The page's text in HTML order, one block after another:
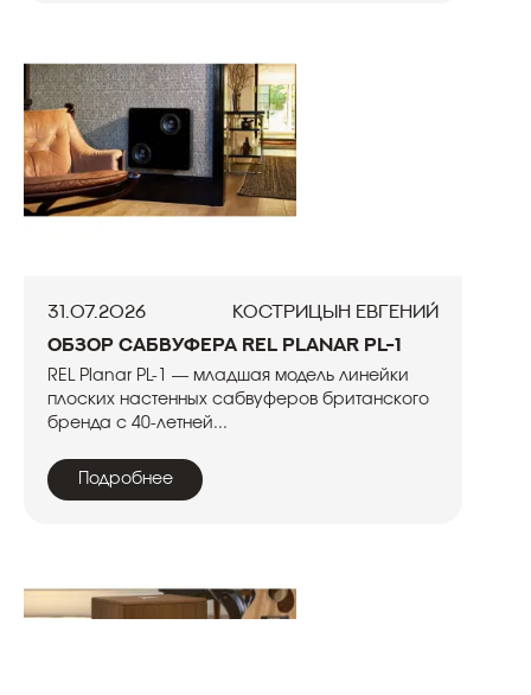
31.07.2026
Кострицын Евгений
Обзор сабвуфера REL Planar PL-1
REL Planar PL-1 — младшая модель линейки
плоских настенных сабвуферов британского
бренда с 40-летней...
Подробнее